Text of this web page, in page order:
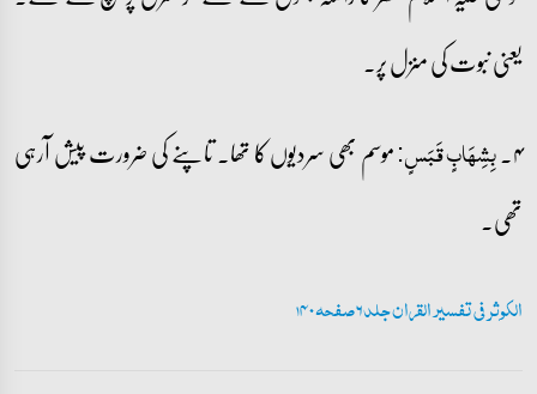
یعنی نبوت کی منزل پر۔
۴۔ بِشِہَابٍ قَبَسٍ:موسم بھی سردیوں کا تھا۔ تاپنے کی ضرورت پیش آرہی
تھی۔
الکوثر فی تفسیر القران جلد 6 صفحہ 140